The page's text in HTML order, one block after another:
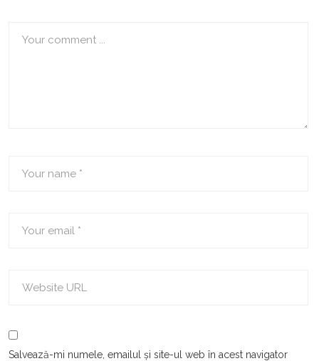
Salvează-mi numele, emailul și site-ul web în acest navigator